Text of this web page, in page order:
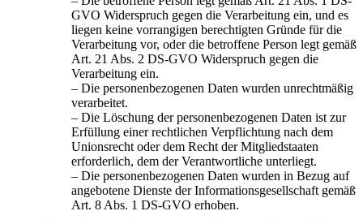
GVO Widerspruch gegen die Verarbeitung ein, und es
liegen keine vorrangigen berechtigten Gründe für die
Verarbeitung vor, oder die betroffene Person legt gemäß
Art. 21 Abs. 2 DS-GVO Widerspruch gegen die
Verarbeitung ein.
– Die personenbezogenen Daten wurden unrechtmäßig
verarbeitet.
– Die Löschung der personenbezogenen Daten ist zur
Erfüllung einer rechtlichen Verpflichtung nach dem
Unionsrecht oder dem Recht der Mitgliedstaaten
erforderlich, dem der Verantwortliche unterliegt.
– Die personenbezogenen Daten wurden in Bezug auf
angebotene Dienste der Informationsgesellschaft gemäß
Art. 8 Abs. 1 DS-GVO erhoben.